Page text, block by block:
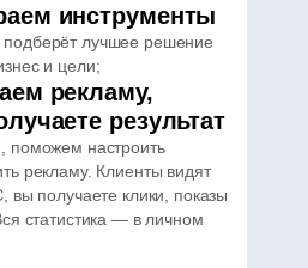
инструменты
лучшее решение
и цели;
рекламу,
результат
поможем настроить
рекламу. Клиенты видят
вы получаете клики, показы
статистика — в личном